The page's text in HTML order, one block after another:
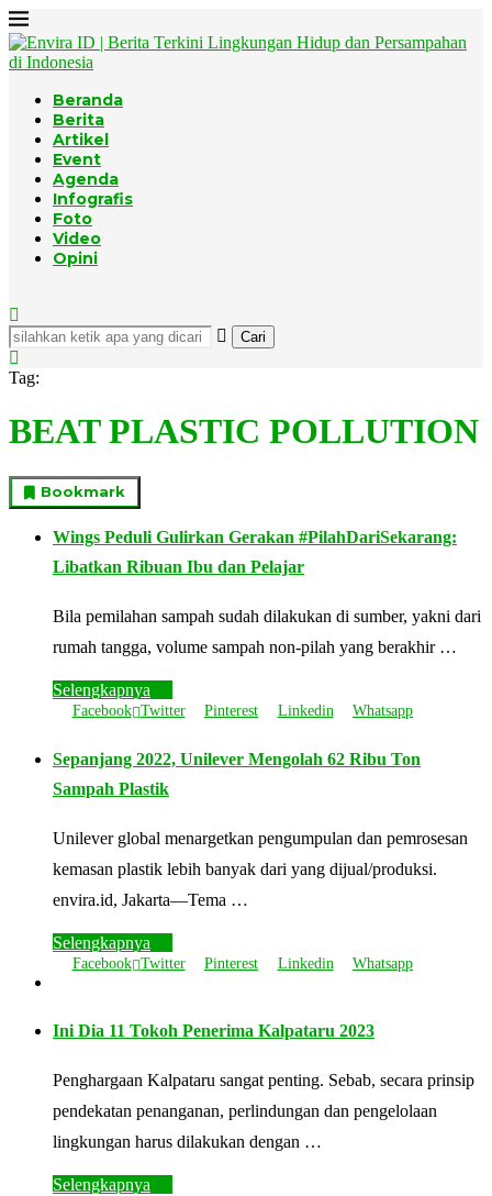
Beranda
Berita
Artikel
Event
Agenda
Infografis
Foto
Video
Opini
Cari
Tag:
BEAT PLASTIC POLLUTION
Bookmark
Wings Peduli Gulirkan Gerakan #PilahDariSekarang:
Libatkan Ribuan Ibu dan Pelajar
Bila pemilahan sampah sudah dilakukan di sumber, yakni dari
rumah tangga, volume sampah non-pilah yang berakhir …
Selengkapnya
Facebook Twitter Pinterest Linkedin Whatsapp
Sepanjang 2022, Unilever Mengolah 62 Ribu Ton
Sampah Plastik
Unilever global menargetkan pengumpulan dan pemrosesan
kemasan plastik lebih banyak dari yang dijual/produksi.
envira.id, Jakarta—Tema …
Selengkapnya
Facebook Twitter Pinterest Linkedin Whatsapp
Ini Dia 11 Tokoh Penerima Kalpataru 2023
Penghargaan Kalpataru sangat penting. Sebab, secara prinsip
pendekatan penanganan, perlindungan dan pengelolaan
lingkungan harus dilakukan dengan …
Selengkapnya